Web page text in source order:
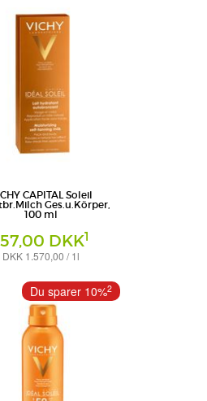
CAPITAL Soleil
Ges.u.Körper,
100 ml
DKK1
DKK 1.570,00 / 1l
GmbH -
VICHY
Du sparer 10%2